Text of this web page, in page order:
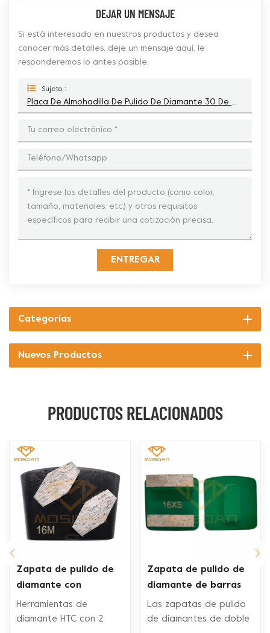
DEJAR UN MENSAJE
Si está interesado en nuestros productos y desea
conocer más detalles, deje un mensaje aquí, le
responderemos lo antes posible.
Sujeto :
Placa De Almohadilla De Pulido De Diamante 30 De Grano Duro De 7 Segmentos Biselados Con 1 Enchufe Para CPS XPS Stonekor
ENTREGAR
Categorías
Nuevos Productos
PRODUCTOS RELACIONADOS
Zapata de pulido de
diamante con
segmento de
hexágonos dobles Ez
Herramientas de
diamante HTC con 2
Zapata de pulido de
diamante de barras
dobles Husqvarna Redi
Lock para piso de
Las zapatas de pulido
de diamantes de doble